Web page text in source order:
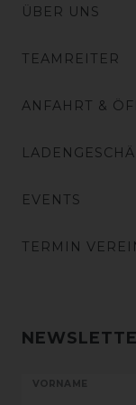
ÜBER UNS
TEAMREITER
ANFAHRT &
EVENTS
TERMIN
VORNAME